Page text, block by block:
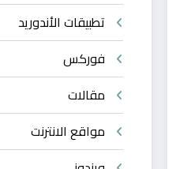
تطبيقات الأندوريد
فوركس
مقالات
مواقع الانترنت